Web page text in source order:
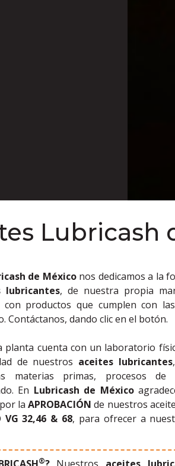
Lubricash
de Méxiconos dedicamos a la
lubricantes, de nuestra propia
con productos que cumplen con
Contáctanos, dando clic en el botón.
planta cuenta con un laboratorio
de nuestros aceites lubricantes
materias primas, procesos de
En Lubricash de México
por laAPROBACIÓN de nuestros
VG 32,46 & 68, para ofrecer a
®